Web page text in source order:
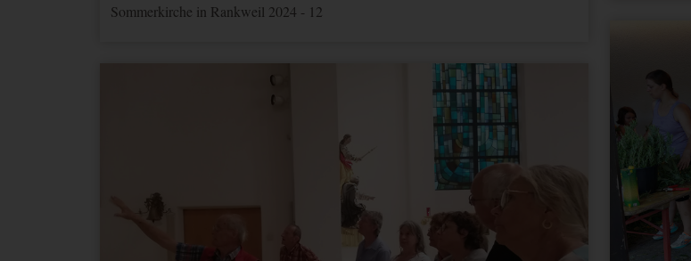
Sommerkirche in Rankweil 2024 - 12
Zweck
Wird verwendet, um Benutzer zu unterscheiden.
Wird zum Drosseln der Anfragerate verwendet.
Wird verwendet, um Benutzer zu unterscheiden.
Speichert den aktuellen Sessionstatus.
_gac_--
Enthält Informationen zu Kampagnen für den Benutzer. Wenn Sie Ihr